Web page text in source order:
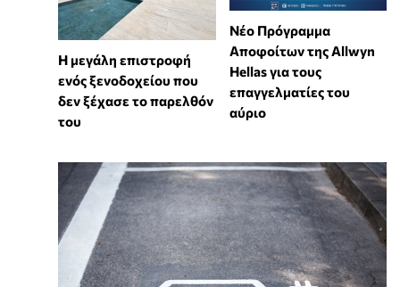
Η μεγάλη επιστροφή
ενός ξενοδοχείου που
δεν ξέχασε το παρελθόν
του
Νέο Πρόγραμμα
Αποφοίτων της Allwyn
Hellas για τους
επαγγελματίες του
αύριο